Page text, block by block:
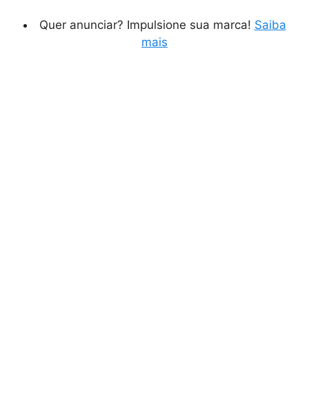
Quer anunciar? Impulsione sua marca! Saiba
mais